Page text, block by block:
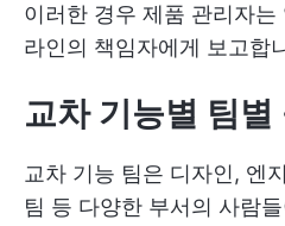
이러한 경우 제품 관리자
라인의 책임자에게 보고합
교차 기능별 팀별
교차 기능 팀은 디자인, 엔
팀 등 다양한 부서의 사람